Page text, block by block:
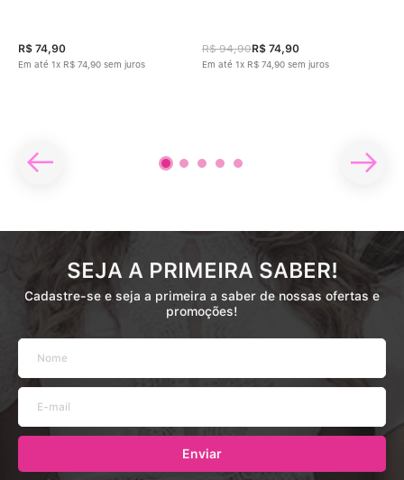
R$ 74,90
Em até 1x R$ 74 90 sem juros
R$ 94,90R$ 74,90
Em até 1x R$ 74 90 sem juros
SEJA A PRIMEIRA SABER!
Cadastre-se e seja a primeira a saber de nossas ofertas e
promoções!
Enviar